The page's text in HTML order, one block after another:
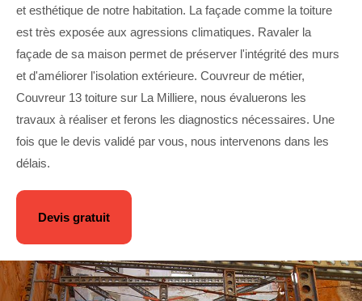
et esthétique de notre habitation. La façade comme la toiture
est très exposée aux agressions climatiques. Ravaler la
façade de sa maison permet de préserver l'intégrité des murs
et d'améliorer l'isolation extérieure. Couvreur de métier,
Couvreur 13 toiture sur La Milliere, nous évaluerons les
travaux à réaliser et ferons les diagnostics nécessaires. Une
fois que le devis validé par vous, nous intervenons dans les
délais.
Devis gratuit